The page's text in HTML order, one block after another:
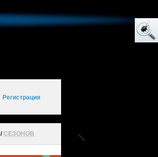
Регистрация
/СЕЗОНОВ